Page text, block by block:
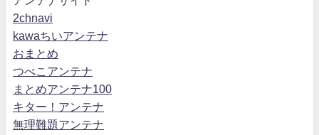
2chnavi
kawaちいアンテナ
おまとめ
つべこアンテナ
まとめアンテナ100
キター！アンテナ
無理難題アンテナ